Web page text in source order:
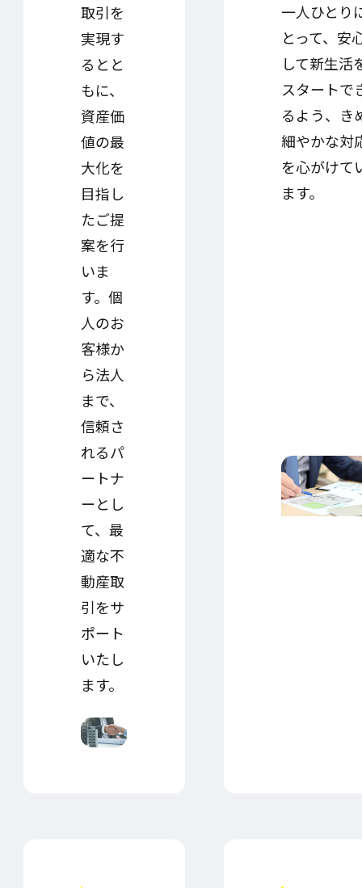
取引を
実現す
るとと
もに、
資産価
値の最
大化を
目指し
たご提
案を行
いま
す。個
人のお
客様か
ら法人
まで、
信頼さ
れるパ
ートナ
ーとし
て、最
適な不
動産取
引をサ
ポート
いたし
ます。
一人ひとり
とって、安
して新生活
スタートで
るよう、き
細やかな対
を心がけて
ます。